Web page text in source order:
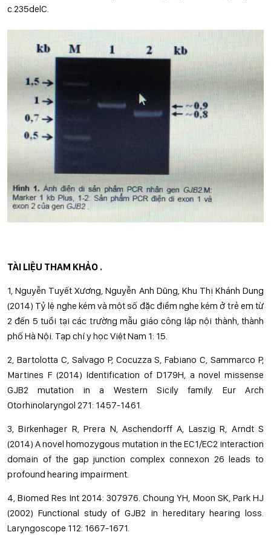
c.235delC.
TÀI LIỆU THAM KHẢO .
1, Nguyễn Tuyết Xương, Nguyễn Anh Dũng, Khu Thị Khánh Dung
(2014) Tỷ lệ nghe kém và một số đặc điểm nghe kém ở trẻ em từ
2 đến 5 tuổi tại các trường mẫu giáo công lập nội thành, thành
phố Hà Nội. Tạp chí y học Việt Nam 1: 15.
2, Bartolotta C, Salvago P, Cocuzza S, Fabiano C, Sammarco P,
Martines F (2014) Identification of D179H, a novel missense
GJB2 mutation in a Western Sicily family. Eur Arch
Otorhinolaryngol 271: 1457-1461.
3, Birkenhager R, Prera N, Aschendorff A, Laszig R, Arndt S
(2014) A novel homozygous mutation in the EC1/EC2 interaction
domain of the gap junction complex connexon 26 leads to
profound hearing impairment.
4, Biomed Res Int 2014: 307976. Choung YH, Moon SK, Park HJ
(2002) Functional study of GJB2 in hereditary hearing loss.
Laryngoscope 112: 1667-1671.